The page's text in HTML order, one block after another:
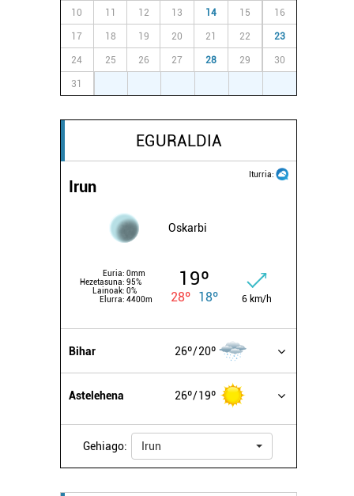
10 11 12 13 14 15 16
17 18 19 20 21 22 23
24 25 26 27 28 29 30
31
EGURALDIA
Iturria:
Irun
Oskarbi
Euria: 0mm
Hezetasuna: 95%
Lainoak: 0%
Elurra: 4400m
19º
28º 18º 6 km/h
Bihar 26º 20º
Astelehena 26º 19º
Gehiago: Irun